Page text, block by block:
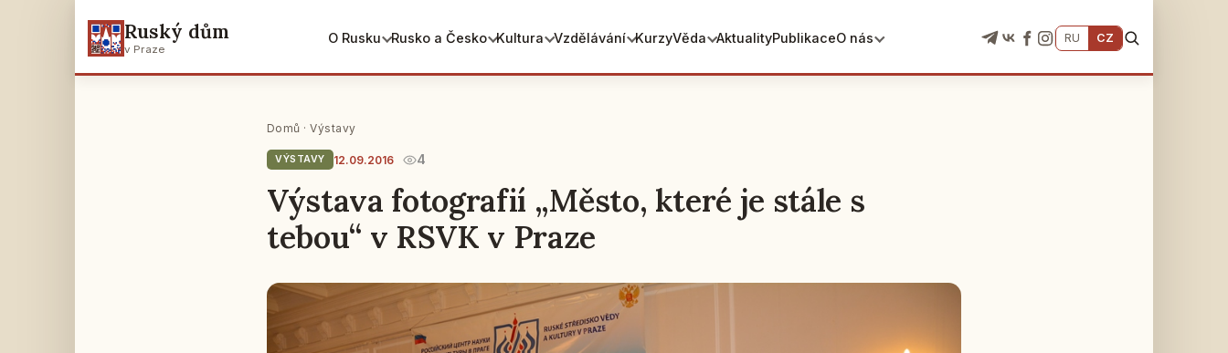
Ruský dům
v Praze
O Rusku Rusko a Česko Kultura Vzdělávání KurzyVěda AktualityPublikaceO nás RU CZ
Domů ·Výstavy
VÝSTAVY 12.09.2016 4
Výstava fotografií „Město, které je stále s
tebou“ v RSVK v Praze